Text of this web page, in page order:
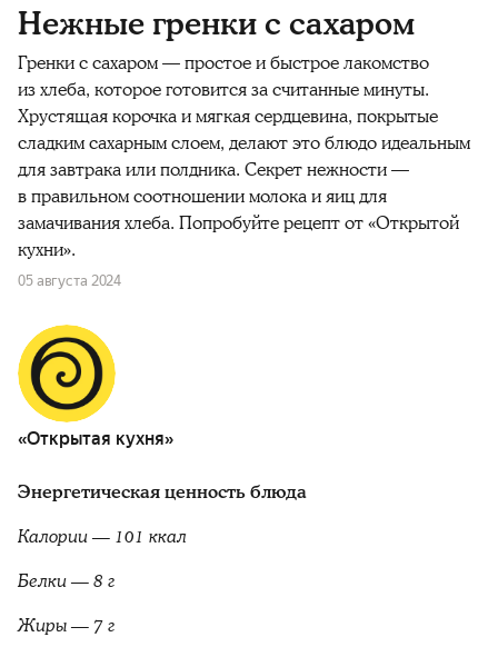
Нежные гренки с сахаром
Гренки с сахаром — простое и быстрое лакомство
из хлеба, которое готовится за считанные минуты.
Хрустящая корочка и мягкая сердцевина, покрытые
сладким сахарным слоем, делают это блюдо идеальным
для завтрака или полдника. Секрет нежности —
в правильном соотношении молока и яиц для
замачивания хлеба. Попробуйте рецепт от «Открытой
кухни».
05 августа 2024
«Открытая кухня»
Энергетическая ценность блюда
Калории — 101 ккал
Белки — 8 г
Жиры — 7 г